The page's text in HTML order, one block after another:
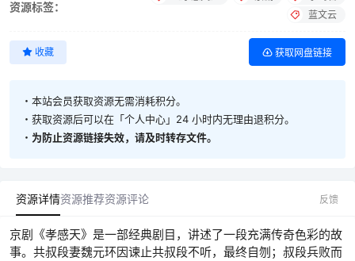
资源标签：
蓝文云
收藏 获取网盘链接
・本站会员获取资源无需消耗积分。
・获取资源后可以在「个人中心」24 小时内无理由退积分。
・ 为防止资源链接失效，请及时转存文件。
资源详情资源推荐资源评论 反馈
京剧《孝感天》是一部经典剧目，讲述了一段充满传奇色彩的故
事。共叔段妻魏元环因谏止共叔段不听，最终自刎；叔段兵败而